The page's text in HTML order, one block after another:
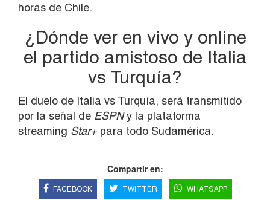
horas de Chile.
¿Dónde ver en vivo y online
el partido amistoso de Italia
vs Turquía?
El duelo de Italia vs Turquía, será transmitido
por la señal de ESPNy la plataforma
streaming Star+ para todo Sudamérica.
Compartir en:
FACEBOOK TWITTER WHATSAPP